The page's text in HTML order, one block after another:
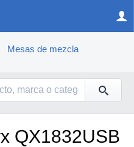
Mesas de mezcla
QX1832USB